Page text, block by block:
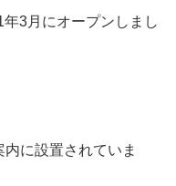
年3月にオープンしまし
に設置されていま